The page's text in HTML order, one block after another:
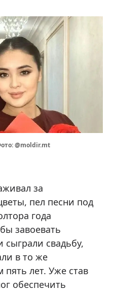
@moldir.mt
за
пел песни под
года
завоевать
свадьбу,
в то же
лет. Уже став
обеспечить